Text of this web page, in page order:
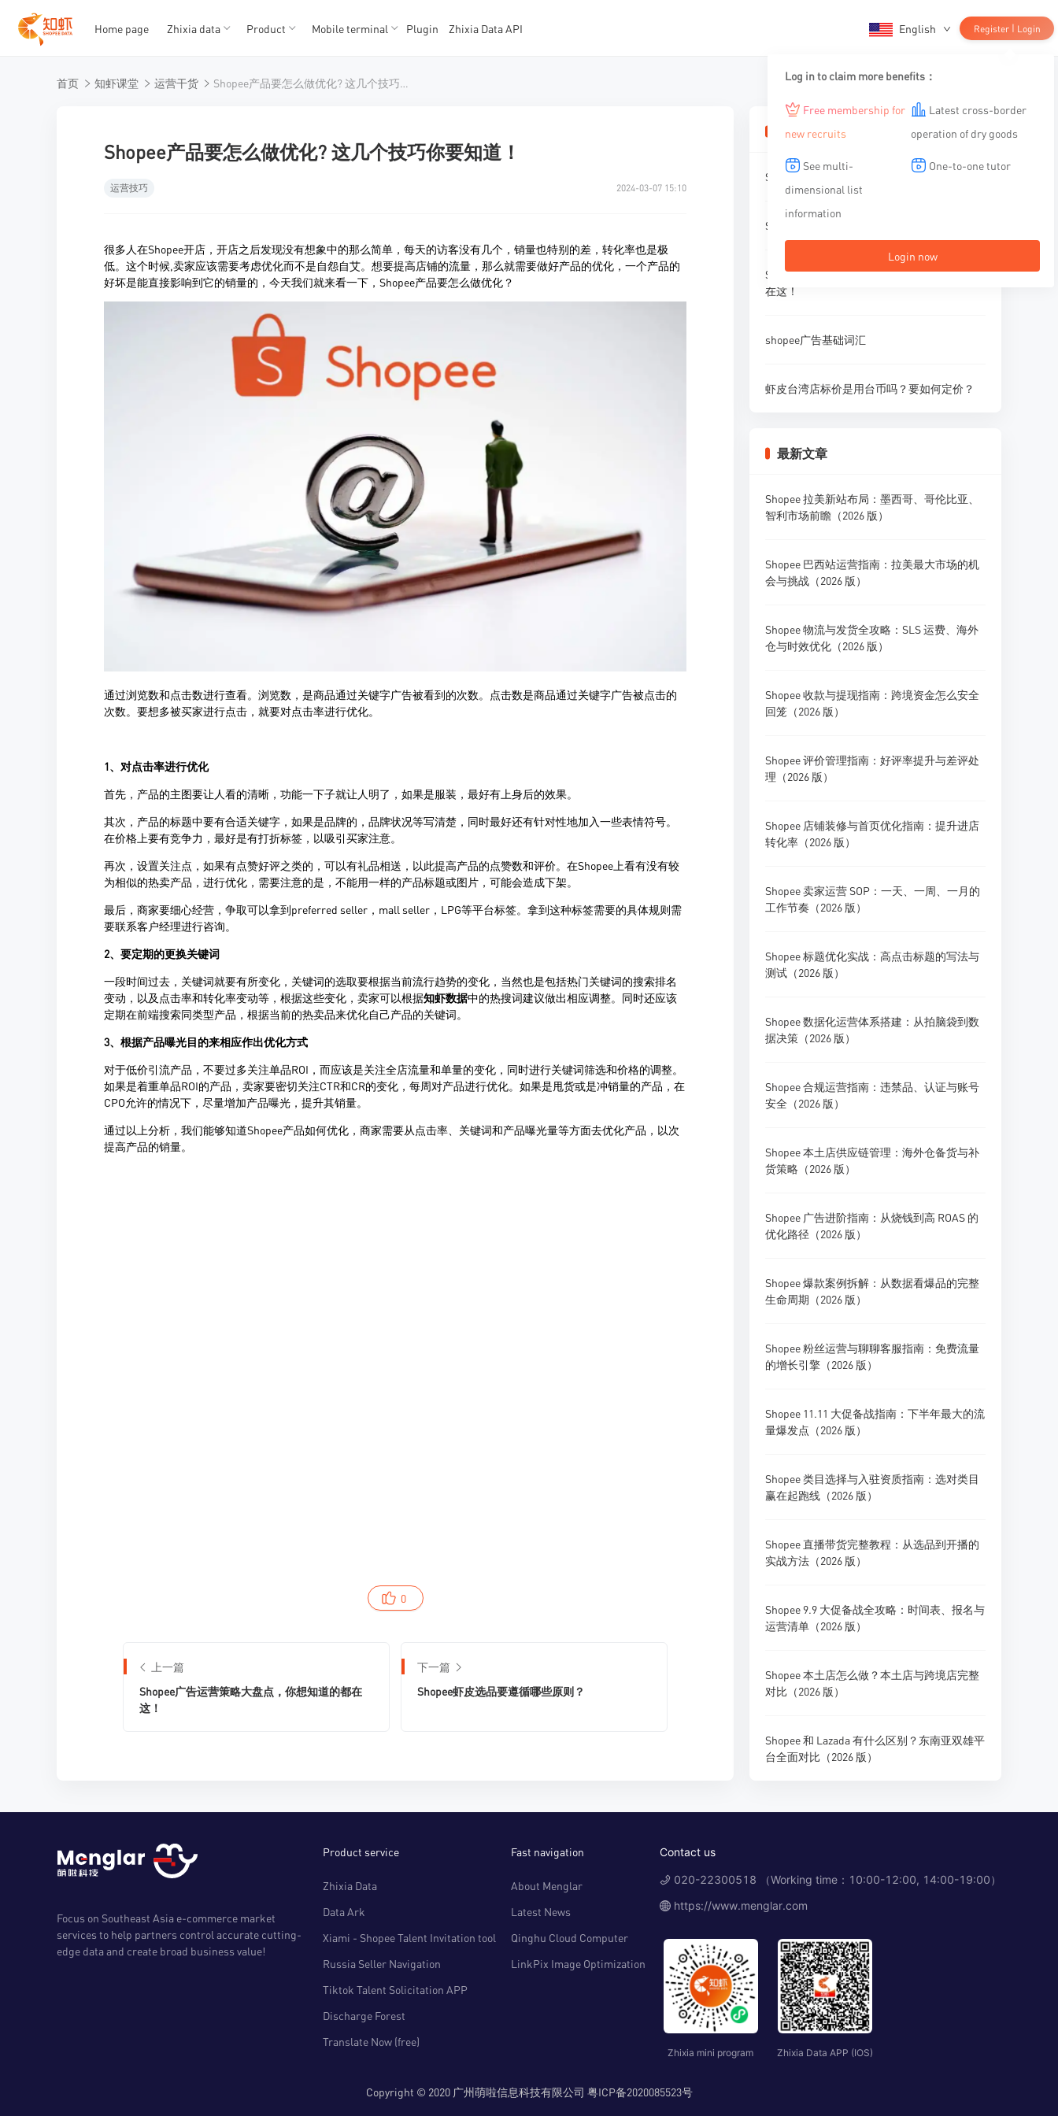
TK数据
TK数据
Home page Zhixia data Product Mobile terminal Plugin Zhixia Data API English Register | Login
Log in to claim more benefits：
Free membership for
new recruits
Latest cross-border
operation of dry goods
See multi-
dimensional list
information
One-to-one tutor
Login now
首页 知虾课堂 运营干货 Shopee产品要怎么做优化? 这几个技巧你要知道！
Shopee产品要怎么做优化? 这几个技巧你要知道！
运营技巧 2024-03-07 15:10
0
上一篇
Shopee广告运营策略大盘点，你想知道的都在
这！
下一篇
Shopee虾皮选品要遵循哪些原则？
相关文章
Shopee马来西亚站点佣金费率更新
Shopee退货地址在哪？怎么修改？
Shopee广告运营策略大盘点，你想知道的都
在这！
shopee广告基础词汇
虾皮台湾店标价是用台币吗？要如何定价？
最新文章
Shopee 拉美新站布局：墨西哥、哥伦比亚、
智利市场前瞻（2026 版）
Shopee 巴西站运营指南：拉美最大市场的机
会与挑战（2026 版）
Shopee 物流与发货全攻略：SLS 运费、海外
仓与时效优化（2026 版）
Shopee 收款与提现指南：跨境资金怎么安全
回笼（2026 版）
Shopee 评价管理指南：好评率提升与差评处
理（2026 版）
Shopee 店铺装修与首页优化指南：提升进店
转化率（2026 版）
Shopee 卖家运营 SOP：一天、一周、一月的
工作节奏（2026 版）
Shopee 标题优化实战：高点击标题的写法与
测试（2026 版）
Shopee 数据化运营体系搭建：从拍脑袋到数
据决策（2026 版）
Shopee 合规运营指南：违禁品、认证与账号
安全（2026 版）
Shopee 本土店供应链管理：海外仓备货与补
货策略（2026 版）
Shopee 广告进阶指南：从烧钱到高 ROAS 的
优化路径（2026 版）
Shopee 爆款案例拆解：从数据看爆品的完整
生命周期（2026 版）
Shopee 粉丝运营与聊聊客服指南：免费流量
的增长引擎（2026 版）
Shopee 11.11 大促备战指南：下半年最大的流
量爆发点（2026 版）
Shopee 类目选择与入驻资质指南：选对类目
赢在起跑线（2026 版）
Shopee 直播带货完整教程：从选品到开播的
实战方法（2026 版）
Shopee 9.9 大促备战全攻略：时间表、报名与
运营清单（2026 版）
Shopee 本土店怎么做？本土店与跨境店完整
对比（2026 版）
Shopee 和 Lazada 有什么区别？东南亚双雄平
台全面对比（2026 版）
Focus on Southeast Asia e-commerce market
services to help partners control accurate cutting-
edge data and create broad business value!
Product service
Zhixia Data
Data Ark
Xiami - Shopee Talent Invitation tool
Russia Seller Navigation
Tiktok Talent Solicitation APP
Discharge Forest
Translate Now (free)
Fast navigation
About Menglar
Latest News
Qinghu Cloud Computer
LinkPix Image Optimization
Contact us
020-22300518 （Working time：10:00-12:00, 14:00-19:00）
https://www.menglar.com
Zhixia mini program Zhixia Data APP (IOS)
Copyright © 2020 广州萌啦信息科技有限公司 粤ICP备2020085523号